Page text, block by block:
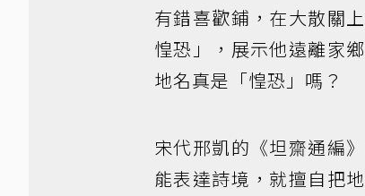
有錯喜歡鋪，在大散關
惶恐」，展示他遠離家
地名真是「惶恐」嗎？
宋代邢凱的《坦齋通編
能表達詩境，就擅自把